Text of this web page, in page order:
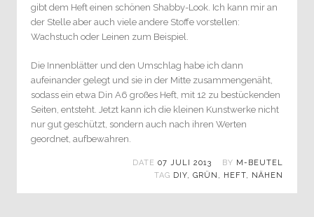
gibt dem Heft einen schönen Shabby-Look. Ich kann mir an
der Stelle aber auch viele andere Stoffe vorstellen:
Wachstuch oder Leinen zum Beispiel.
Die Innenblätter und den Umschlag habe ich dann
aufeinander gelegt und sie in der Mitte zusammengenäht,
sodass ein etwa Din A6 großes Heft, mit 12 zu bestückenden
Seiten, entsteht. Jetzt kann ich die kleinen Kunstwerke nicht
nur gut geschützt, sondern auch nach ihren Werten
geordnet, aufbewahren.
DATE 07 JULI 2013 BY M-BEUTEL
TAG DIY, GRÜN , HEFT, NÄHEN